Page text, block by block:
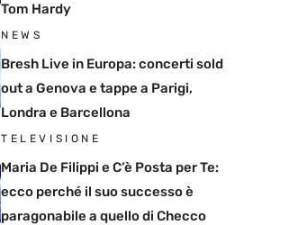
Tom Hardy
NEWS
Bresh Live in Europa: concerti sold
out a Genova e tappe a Parigi,
Londra e Barcellona
TELEVISIONE
Maria De Filippi e C’è Posta per Te:
ecco perché il suo successo è
paragonabile a quello di Checco